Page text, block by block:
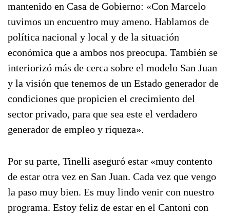
mantenido en Casa de Gobierno: «Con Marcelo
tuvimos un encuentro muy ameno. Hablamos de
política nacional y local y de la situación
económica que a ambos nos preocupa. También se
interiorizó más de cerca sobre el modelo San Juan
y la visión que tenemos de un Estado generador de
condiciones que propicien el crecimiento del
sector privado, para que sea este el verdadero
generador de empleo y riqueza».
Por su parte, Tinelli aseguró estar «muy contento
de estar otra vez en San Juan. Cada vez que vengo
la paso muy bien. Es muy lindo venir con nuestro
programa. Estoy feliz de estar en el Cantoni con